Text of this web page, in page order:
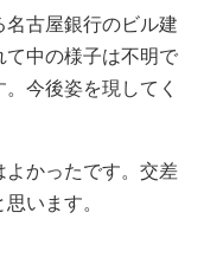
古屋銀行のビル建
て中の様子は不明で
今後姿を現してく
よかったです。交差
います。